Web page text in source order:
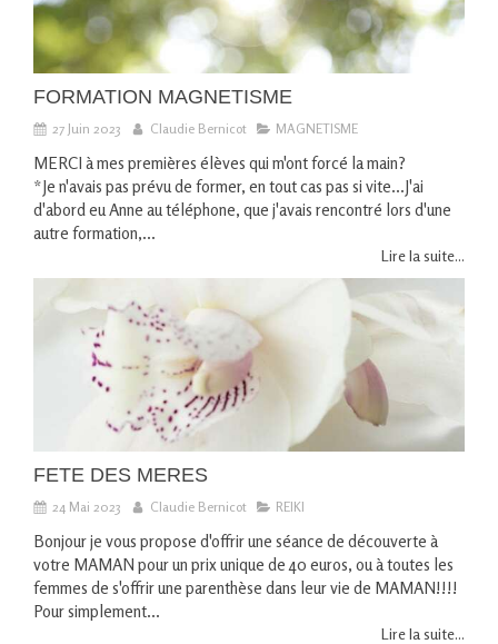
FORMATION MAGNETISME
27 Juin 2023 Claudie Bernicot MAGNETISME
MERCI à mes premières élèves qui m'ont forcé la main?
*Je n'avais pas prévu de former, en tout cas pas si vite...J'ai
d'abord eu Anne au téléphone, que j'avais rencontré lors d'une
autre formation,...
Lire la suite...
FETE DES MERES
24 Mai 2023 Claudie Bernicot REIKI
Bonjour je vous propose d'offrir une séance de découverte à
votre MAMAN pour un prix unique de 40 euros, ou à toutes les
femmes de s'offrir une parenthèse dans leur vie de MAMAN!!!!
Pour simplement...
Lire la suite...